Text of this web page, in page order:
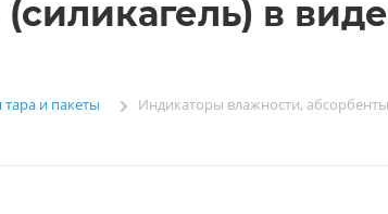
в
тара и пакеты —Индикаторы влажности, абсорбенты